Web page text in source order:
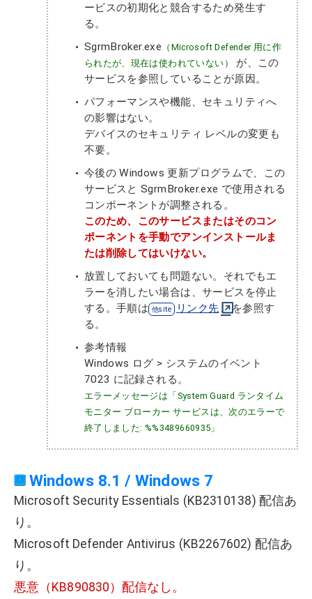
ービスの初期化と競合するため発生す
る。
SgrmBroker.exe （Microsoft Defender 用に作
られたが、現在は使われていない）
が、この
サービスを参照していることが原因。
パフォーマンスや機能、セキュリティへ
の影響はない。
デバイスのセキュリティ レベルの変更も
不要。
今後の Windows 更新プログラムで、この
サービスと SgrmBroker.exe で使用される
コンポーネントが調整される。
このため、このサービスまたはそのコン
ポーネントを手動でアンインストールま
たは削除してはいけない。
放置しておいても問題ない。それでもエ
ラーを消したい場合は、サービスを停止
する。手順は
リンク先
を参照す
る。
参考情報
Windows ログ > システムのイベント
7023 に記録される。
エラーメッセージは「System Guard ランタイム
モニター ブローカー サービスは、次のエラーで
終了しました: %%3489660935」
Windows 8.1 / Windows 7
Microsoft Security Essentials (KB2310138) 配信あ
り。
Microsoft Defender Antivirus (KB2267602) 配信あ
り。
悪意（KB890830）配信なし。